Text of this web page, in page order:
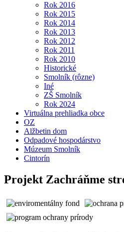
Rok 2016
Rok 2015
Rok 2014
Rok 2013
Rok 2012
Rok 2011
Rok 2010
Historické
Smolník (rôzne)
Iné
ZŠ Smolník
Rok 2024
Virtuálna prehliadka obce
OZ
Alžbetin dom
Odpadové hospodárstvo
Múzeum Smolník
Cintorín
Projekt Zachráňme